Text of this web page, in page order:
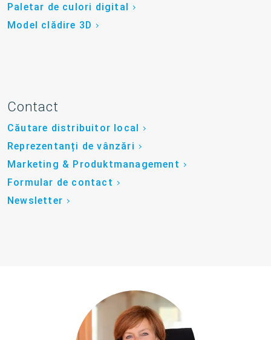
Paletar de culori digital
Model clădire 3D
Contact
Căutare distribuitor local
Reprezentanți de vânzări
Marketing & Produktmanagement
Formular de contact
Newsletter